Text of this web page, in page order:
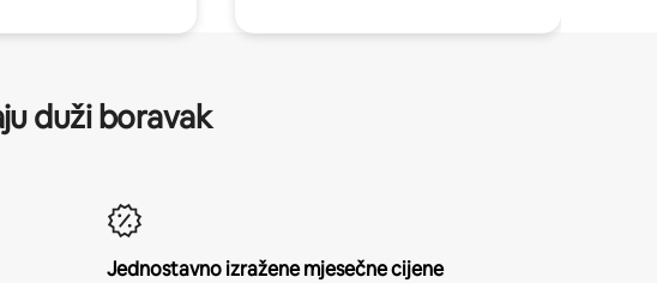
duži boravak
Jednostavno izražene mjesečne cijene